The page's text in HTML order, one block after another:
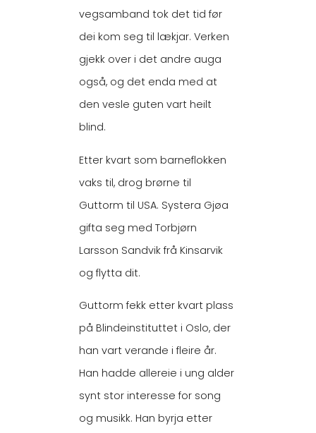
vegsamband tok det tid før
dei kom seg til lækjar. Verken
gjekk over i det andre auga
også, og det enda med at
den vesle guten vart heilt
blind.
Etter kvart som barneflokken
vaks til, drog brørne til
Guttorm til USA. Systera Gjøa
gifta seg med Torbjørn
Larsson Sandvik frå Kinsarvik
og flytta dit.
Guttorm fekk etter kvart plass
på Blindeinstituttet i Oslo, der
han vart verande i fleire år.
Han hadde allereie i ung alder
synt stor interesse for song
og musikk. Han byrja etter